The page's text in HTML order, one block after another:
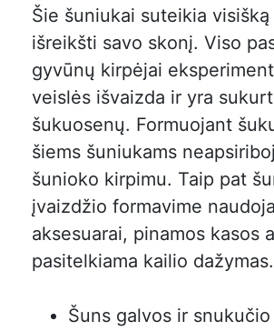
Šie šuniukai suteikia visišką
išreikšti savo skonį. Viso
gyvūnų kirpėjai
veislės išvaizda ir yra
šukuosenų. Formuojant
šiems šuniukams
šunioko kirpimu. Taip pat
įvaizdžio formavime
aksesuarai, pinamos kasos
pasitelkiama kailio dažymas.
Šuns galvos ir